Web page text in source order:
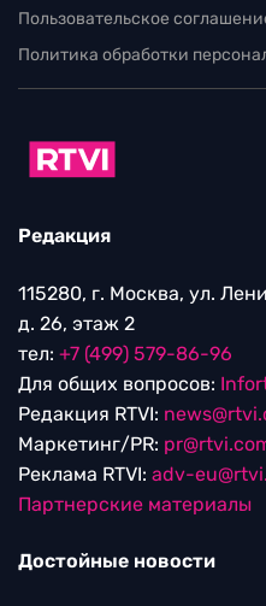
Пользовательское
Политика обработки
Редакция
115280, г. Москва, ул.
д. 26, этаж 2
тел: +7 (499) 579-86-96
Для общих вопросов:
Редакция RTVI:
Маркетинг/PR:
Реклама RTVI: adv-
Партнерские материалы
Достойные новости